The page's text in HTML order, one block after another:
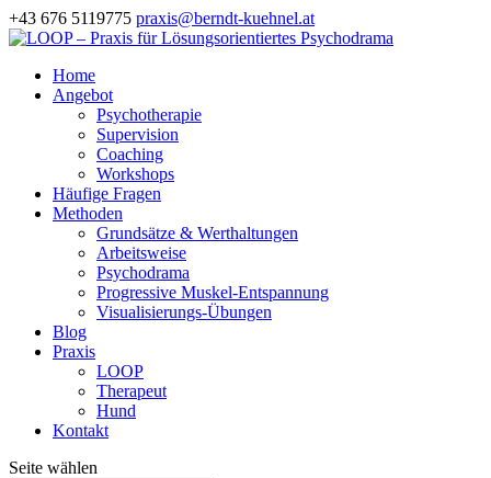
+43 676 5119775 praxis@berndt-kuehnel.at
Home
Angebot
Psychotherapie
Supervision
Coaching
Workshops
Häufige Fragen
Methoden
Grundsätze & Werthaltungen
Arbeitsweise
Psychodrama
Progressive Muskel-Entspannung
Visualisierungs-Übungen
Blog
Praxis
LOOP
Therapeut
Hund
Kontakt
Seite wählen